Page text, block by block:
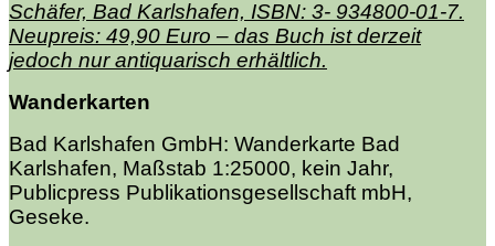
Schäfer, Bad Karlshafen, ISBN: 3- 934800-01-7.
Neupreis: 49,90 Euro – das Buch ist derzeit
jedoch nur antiquarisch erhältlich.
Wanderkarten
Bad Karlshafen GmbH: Wanderkarte Bad
Karlshafen, Maßstab 1:25000, kein Jahr,
Publicpress Publikationsgesellschaft mbH,
Geseke.